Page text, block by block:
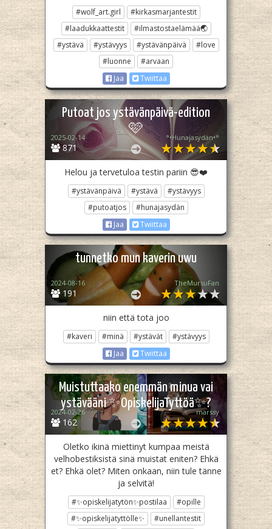
#wolf_art.girl
#kirkasmarjantestit
#laadukkaattestit
#ilmastostaelämää🌏
#ystävä
#ystävyys #ystävänpäivä
#love
#luonne
#arvaan
Jaa
Twiittaa
Putoat jos ystävänpäivä-edition
🩷
871
2025-02-14 °•Hunajasydän•°
Helou ja tervetuloa testin pariin 😎❤️
#ystävänpäivä #ystävä
#ystävyys
#putoatjos
#hunajasydän
Jaa
Twiittaa
tunnetko mun kaverin uwu
191
2024-08-16 TheMursuFan
niin että tota joo
#kaveri #minä #ystävät
#ystävyys
Jaa
Twiittaa
Muistuttaako enemmän minua vai
ystävääni ✨OpiskelijaTyttöä✨?
162
2024-02-26 marssy
Oletko ikinä miettinyt kumpaa meistä
velhobestiksistä sinä muistat eniten? Ehkä
et? Ehkä olet? Miten onkaan, niin tule tänne
ja selvitä!
#✨opiskelijatytön✨postilaa
#opille
#✨opiskelijatyttölle✨
#unellantestit